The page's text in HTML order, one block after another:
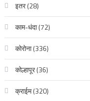
इतर(28)
काम-धंदा(72)
कोरोना(336)
कोल्हापूर(36)
क्राईम(320)